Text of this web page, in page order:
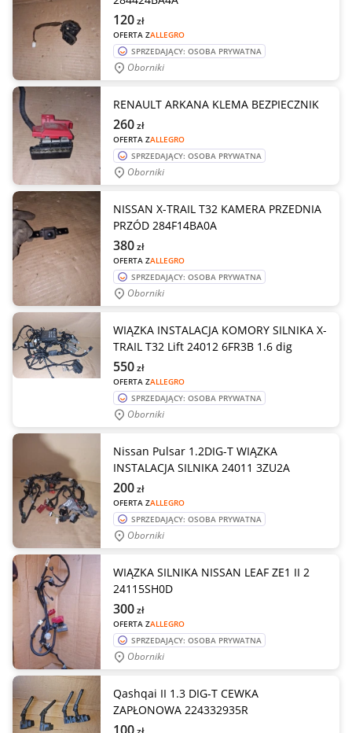
OFERTA ZALLEGRO
120zł
SPRZEDAJĄCY: OSOBA PRYWATNA
Oborniki
RENAULT ARKANA KLEMA BEZPIECZNIK
OFERTA ZALLEGRO
260zł
SPRZEDAJĄCY: OSOBA PRYWATNA
Oborniki
NISSAN X-TRAIL T32 KAMERA PRZEDNIA
PRZÓD 284F14BA0A
OFERTA ZALLEGRO
380zł
SPRZEDAJĄCY: OSOBA PRYWATNA
Oborniki
WIĄZKA INSTALACJA KOMORY SILNIKA X-
TRAIL T32 Lift 24012 6FR3B 1.6 dig
OFERTA ZALLEGRO
550zł
SPRZEDAJĄCY: OSOBA PRYWATNA
Oborniki
Nissan Pulsar 1.2DIG-T WIĄZKA
INSTALACJA SILNIKA 24011 3ZU2A
OFERTA ZALLEGRO
200zł
SPRZEDAJĄCY: OSOBA PRYWATNA
Oborniki
WIĄZKA SILNIKA NISSAN LEAF ZE1 II 2
24115SH0D
OFERTA ZALLEGRO
300zł
SPRZEDAJĄCY: OSOBA PRYWATNA
Oborniki
Qashqai II 1.3 DIG-T CEWKA
ZAPŁONOWA 224332935R